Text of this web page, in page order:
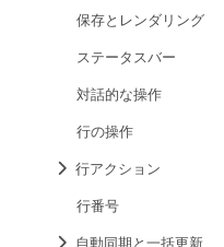
保存とレンダリング
ステータスバー
対話的な操作
行の操作
行アクション
行番号
自動同期と一括更新